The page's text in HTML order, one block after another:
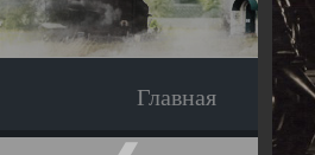
Главная